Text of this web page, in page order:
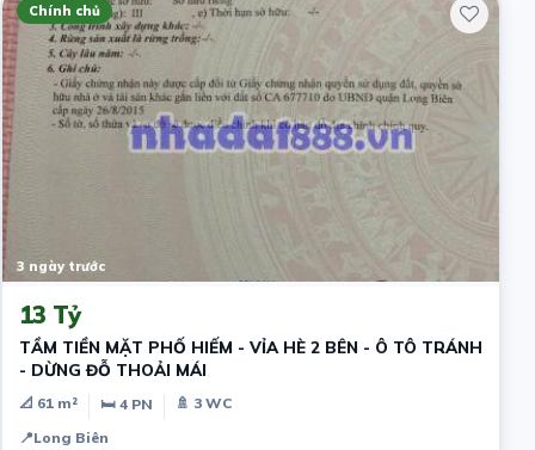
Chính chủ
3 ngày trước
13 Tỷ
TẦM TIỀN MẶT PHỐ HIẾM - VỈA HÈ 2 BÊN - Ô TÔ TRÁNH
- DỪNG ĐỖ THOẢI MÁI
📐 61 m² 🛏 4 PN
🚿 3 WC
📍Long Biên